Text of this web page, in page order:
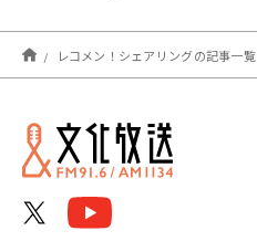
2026年07月
2026年05月
2026年02月
レコメン！シェアリングの記事一覧